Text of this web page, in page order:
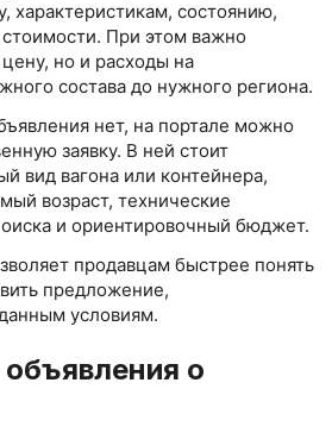
характеристикам, состоянию,
При этом важно
но и расходы на
состава до нужного региона.
нет, на портале можно
заявку. В ней стоит
вид вагона или контейнера,
возраст, технические
и ориентировочный бюджет.
продавцам быстрее понять
предложение,
условиям.
о